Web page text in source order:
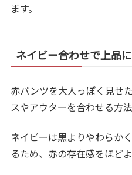
ます。
ネイビー合わせで上品
赤パンツを大人っぽく見せ
スやアウターを合わせる方法
ネイビーは黒よりやわらか
るため、赤の存在感をほど